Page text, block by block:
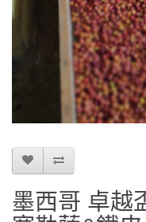
墨西哥 卓越